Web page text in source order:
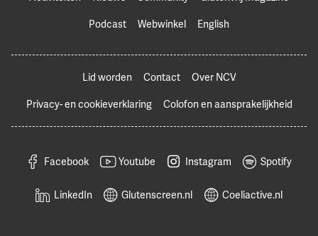
Podcast
Webwinkel English
Lid worden Contact
Over NCV
Privacy- en cookieverklaring
Colofon en aansprakelijkheid
Facebook Youtube Instagram Spotify
LinkedIn Glutenscreen.nl Coeliactive.nl